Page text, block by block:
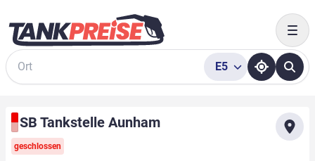
Suche
E5
SB Tankstelle Aunham
geschlossen